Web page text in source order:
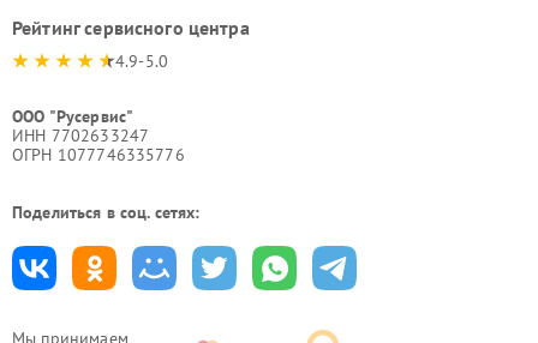
Мы принимаем
Рейтинг сервисного центра
4.9-5.0
ООО "Русервис"
ИНН 7702633247
ОГРН 1077746335776
Поделиться в соц. сетях: